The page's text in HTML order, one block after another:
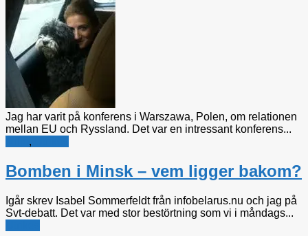
Jag har varit på konferens i Warszawa, Polen, om relationen
mellan EU och Ryssland. Det var en intressant konferens...
,
Bomben i Minsk – vem ligger bakom?
Igår skrev Isabel Sommerfeldt från infobelarus.nu och jag på
Svt-debatt. Det var med stor bestörtning som vi i måndags...